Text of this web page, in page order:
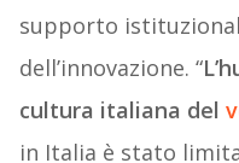
supporto
dell’innovazione. “
cultura italiana del
in Italia è stato